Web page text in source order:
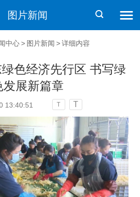
图片新闻
中心 > 图片新闻 > 详细内容
色经济先行区 书写绿
发展新篇章
13:40:51 T T